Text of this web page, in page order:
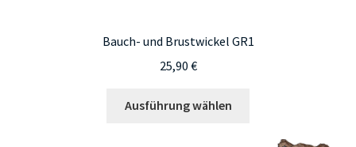
Bauch- und Brustwickel GR1
25,90 €
Ausführung wählen